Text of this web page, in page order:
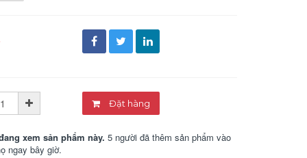
Đặt hàng
xem sản phẩm này. 5 người đã thêm sản phẩm vào
ngay bây giờ.